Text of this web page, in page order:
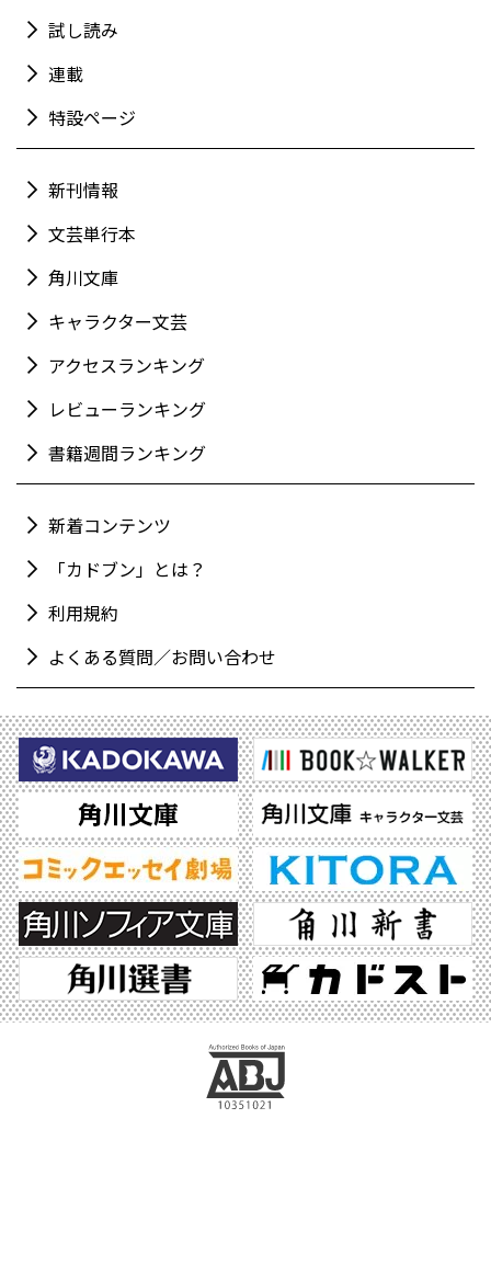
試し読み
連載
特設ページ
新刊情報
文芸単行本
角川文庫
キャラクター文芸
アクセスランキング
レビューランキング
書籍週間ランキング
新着コンテンツ
「カドブン」とは？
利用規約
よくある質問／お問い合わせ